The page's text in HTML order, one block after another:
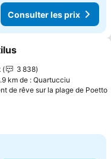
Consulter les prix
à mes favoris
3 838
km de : Quartucciu
de rêve sur la plage de Poetto